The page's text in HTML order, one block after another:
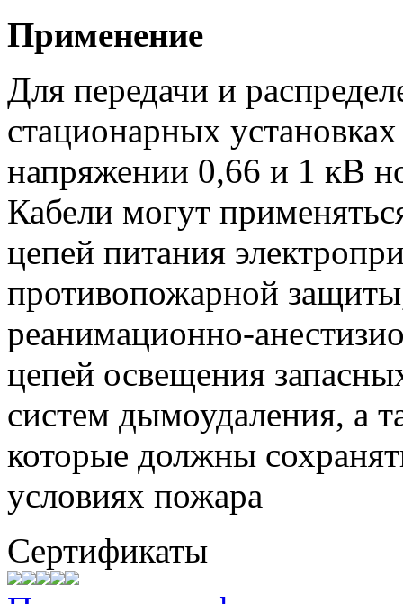
Применение
Для передачи и
стационарных
напряжении 0,66 и 1 кВ
Кабели могут
цепей питания
противопожарной
реанимационно-
цепей освещения
систем дымоудаления, а
которые должны
условиях пожара
Сертификаты